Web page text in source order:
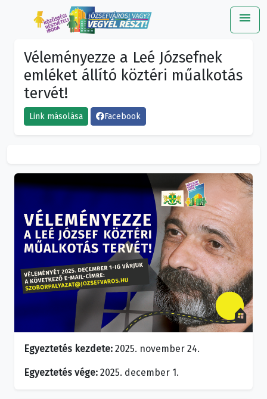
menu
Véleményezze a Leé Józsefnek
emléket állító köztéri műalkotás
tervét!
Link másolása Facebook
Egyeztetés kezdete: 2025. november 24.
Egyeztetés vége: 2025. december 1.